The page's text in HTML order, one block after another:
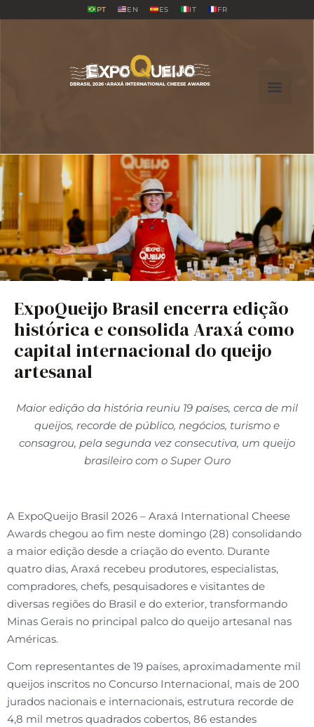
PT EN ES IT FR
ExpoQueijo Brasil encerra edição
histórica e consolida Araxá como
capital internacional do queijo
artesanal
Maior edição da história reuniu 19 países, cerca de mil
queijos, recorde de público, negócios, turismo e
consagrou, pela segunda vez consecutiva, um queijo
brasileiro com o Super Ouro
A ExpoQueijo Brasil 2026 – Araxá International Cheese
Awards chegou ao fim neste domingo (28) consolidando
a maior edição desde a criação do evento. Durante
quatro dias, Araxá recebeu produtores, especialistas,
compradores, chefs, pesquisadores e visitantes de
diversas regiões do Brasil e do exterior, transformando
Minas Gerais no principal palco do queijo artesanal nas
Américas.
Com representantes de 19 países, aproximadamente mil
queijos inscritos no Concurso Internacional, mais de 200
jurados nacionais e internacionais, estrutura recorde de
4,8 mil metros quadrados cobertos, 86 estandes